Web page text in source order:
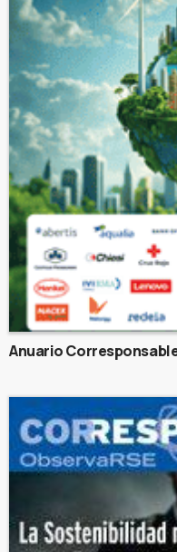
Anuario